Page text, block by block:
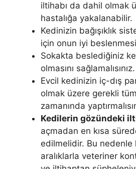
iltihabı da dahil olmak
hastalığa yakalanabilir.
Kedinizin bağışıklık
için onun iyi
Sokakta beslediğiniz
olmasını sağlamalısınız.
Evcil kedinizin iç-dış
olmak üzere gerekli tüm
zamanında
Kedilerin gözündeki
açmadan en kısa
edilmelidir. Bu nedenle
aralıklarla veteriner